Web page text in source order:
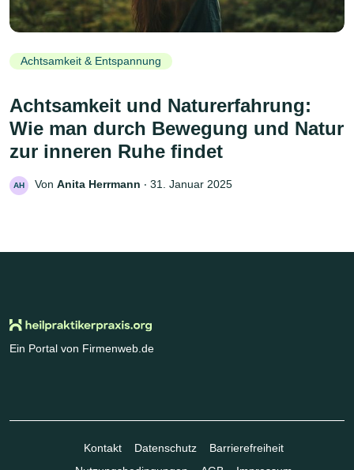
Achtsamkeit & Entspannung
Achtsamkeit und Naturerfahrung:
Wie man durch Bewegung und Natur
zur inneren Ruhe findet
AH Von Anita Herrmann ‧ 31. Januar 2025
Ein Portal von Firmenweb.de
Kontakt Datenschutz
Barrierefreiheit